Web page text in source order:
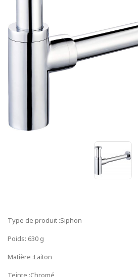
Type de produit :Siphon
Poids: 630 g
Matière :Laiton
Teinte :Chromé